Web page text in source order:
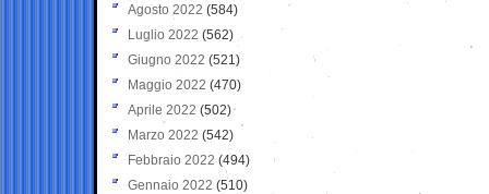
Agosto 2022 (584)
Luglio 2022 (562)
Giugno 2022 (521)
Maggio 2022 (470)
Aprile 2022 (502)
Marzo 2022 (542)
Febbraio 2022 (494)
Gennaio 2022 (510)